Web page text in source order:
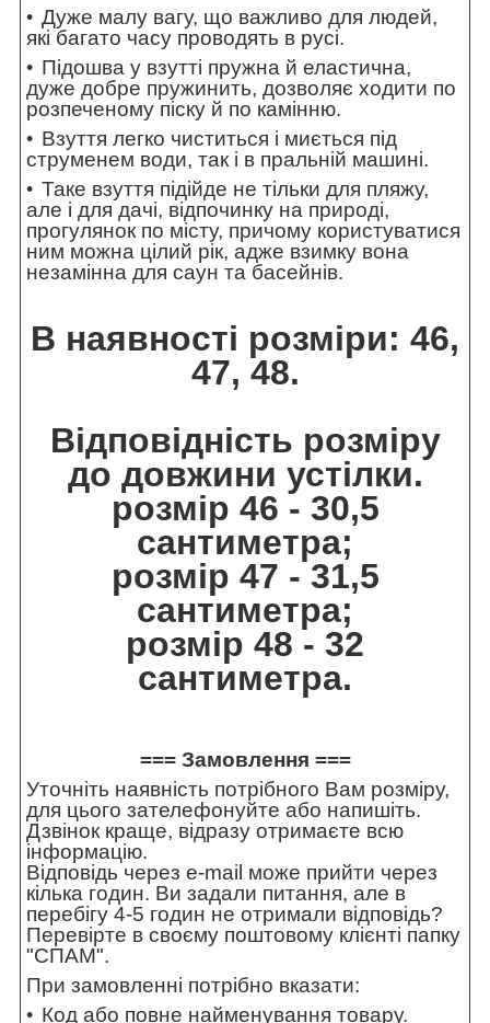
Дуже малу вагу, що важливо для людей,
які багато часу проводять в русі.
Підошва у взутті пружна й еластична,
дуже добре пружинить, дозволяє ходити по
розпеченому піску й по камінню.
Взуття легко чиститься і миється під
струменем води, так і в пральній машині.
Таке взуття підійде не тільки для пляжу,
але і для дачі, відпочинку на природі,
прогулянок по місту, причому користуватися
ним можна цілий рік, адже взимку вона
незамінна для саун та басейнів.
В наявності розміри: 46,
47, 48.
Відповідність розміру
до довжини устілки.
розмір 46 - 30,5
сантиметра;
розмір 47 - 31,5
сантиметра;
розмір 48 - 32
сантиметра.
=== Замовлення ===
Уточніть наявність потрібного Вам розміру,
для цього зателефонуйте або напишіть.
Дзвінок краще, відразу отримаєте всю
інформацію.
Відповідь через e-mail може прийти через
кілька годин. Ви задали питання, але в
перебігу 4-5 годин не отримали відповідь?
Перевірте в своєму поштовому клієнті папку
"СПАМ".
При замовленні потрібно вказати:
Код або повне найменування товару.